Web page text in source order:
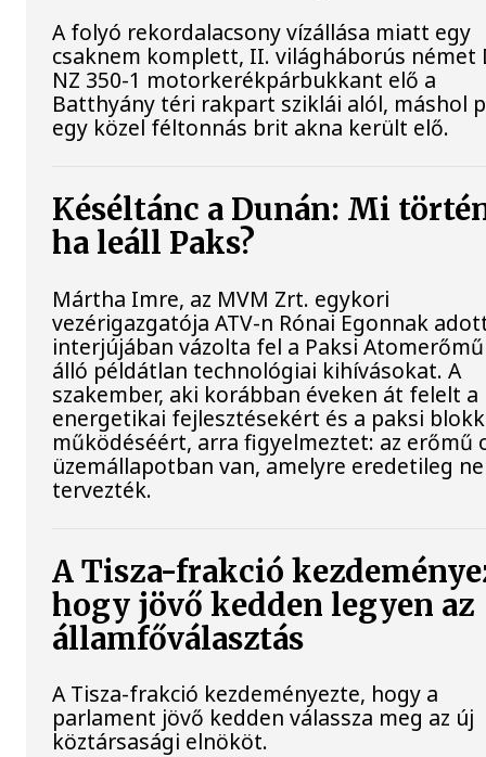
A folyó rekordalacsony vízállása miatt egy
csaknem komplett, II. világháborús német
NZ 350-1 motorkerékpárbukkant elő a
Batthyány téri rakpart sziklái alól, máshol
egy közel féltonnás brit akna került elő.
Késéltánc a Dunán: Mi
ha leáll Paks?
Mártha Imre, az MVM Zrt. egykori
vezérigazgatója ATV-n Rónai Egonnak
interjújában vázolta fel a Paksi
álló példátlan technológiai kihívásokat. A
szakember, aki korábban éveken át felelt a
energetikai fejlesztésekért és a paksi
működéséért, arra figyelmeztet: az erőmű
üzemállapotban van, amelyre eredetileg
tervezték.
A Tisza-frakció
hogy jövő kedden legyen az
államfőválasztás
A Tisza-frakció kezdeményezte, hogy a
parlament jövő kedden válassza meg az új
köztársasági elnököt.